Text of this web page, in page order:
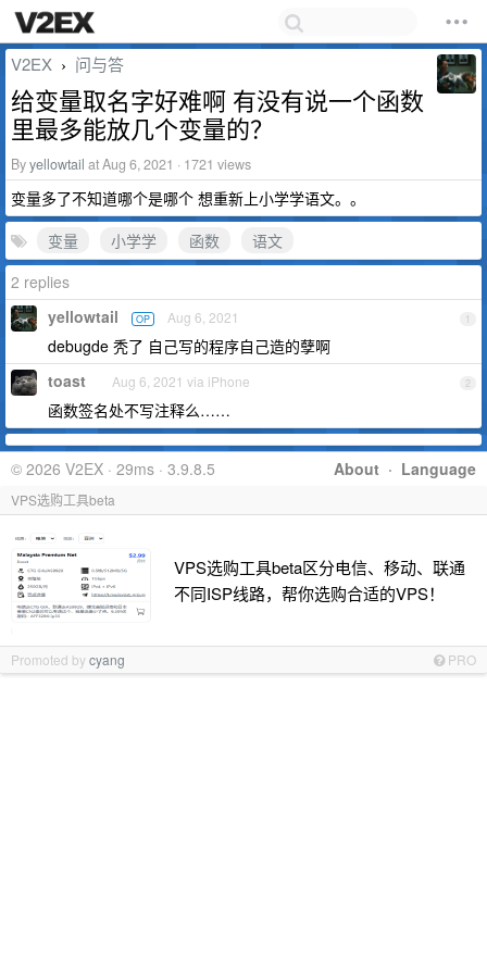
V2EX › 问与答
给变量取名字好难啊 有没有说一个函数
里最多能放几个变量的？
Byyellowtail at Aug 6, 2021 · 1721 views
变量多了不知道哪个是哪个 想重新上小学学语文。。
变量
小学学 函数
语文
2 replies
1
yellowtail OP Aug 6, 2021
debugde 秃了 自己写的程序自己造的孽啊
2
toast Aug 6, 2021 via iPhone
函数签名处不写注释么……
About · Language
© 2026 V2EX · 29ms · 3.9.8.5
VPS选购工具beta
VPS选购工具beta区分电信、移动、联通
不同ISP线路，帮你选购合适的VPS！
Promoted bycyang PRO